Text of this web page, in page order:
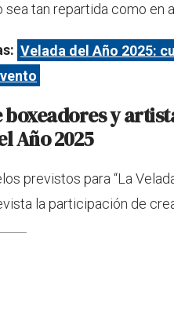
sea tan repartida como en
Velada del Año 2025:
boxeadores y
Año 2025
previstos para “La
la participación de